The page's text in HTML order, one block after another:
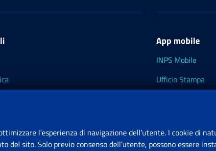
App mobile
INPS Mobile
Ufficio Stampa
l’esperienza di navigazione dell’utente. I cookie di
del sito. Solo previo consenso dell’utente, possono essere